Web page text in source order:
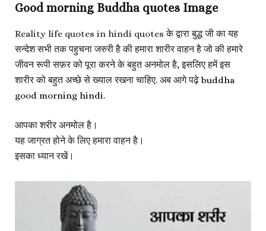
Good morning Buddha quotes Image
Reality life quotes in hindi quotes के द्वारा बुद्ध जी का यह
सन्देश सभी तक पहुचना जरुरी है की हमारा शारीर वाहन है जो की हमारे
जीवन रूपी सफ़र को पूरा करने के बहुत अनमोल है, इसलिए हमें इस
शारीर को बहुत अच्छे से ख्याल रखना चाहिए. अब आगे पढ़े buddha
good morning hindi.
आपका शरीर अनमोल है।
यह जाग्रत होने के लिए हमारा वाहन है।
इसका ध्यान रखें।